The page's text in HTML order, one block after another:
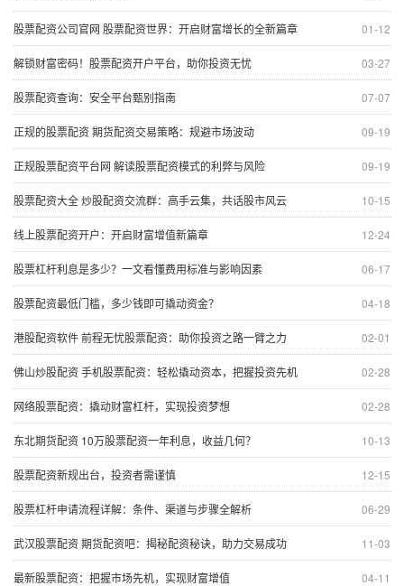
01-12
股票配资公司官网 股票配资世界：开启财富增长的全新篇章
03-27
解锁财富密码！股票配资开户平台，助你投资无忧
07-07
股票配资查询：安全平台甄别指南
09-19
正规的股票配资 期货配资交易策略：规避市场波动
09-19
正规股票配资平台网 解读股票配资模式的利弊与风险
10-15
股票配资大全 炒股配资交流群：高手云集，共话股市风云
12-24
线上股票配资开户：开启财富增值新篇章
06-17
股票杠杆利息是多少？一文看懂费用标准与影响因素
04-18
股票配资最低门槛，多少钱即可撬动资金？
02-01
港股配资软件 前程无忧股票配资：助你投资之路一臂之力
02-28
佛山炒股配资 手机股票配资：轻松撬动资本，把握投资先机
02-28
网络股票配资：撬动财富杠杆，实现投资梦想
10-13
东北期货配资 10万股票配资一年利息，收益几何？
12-15
股票配资新规出台，投资者需谨慎
06-29
股票杠杆申请流程详解：条件、渠道与步骤全解析
11-03
武汉股票配资 期货配资吧：揭秘配资秘诀，助力交易成功
04-11
最新股票配资：把握市场先机，实现财富增值